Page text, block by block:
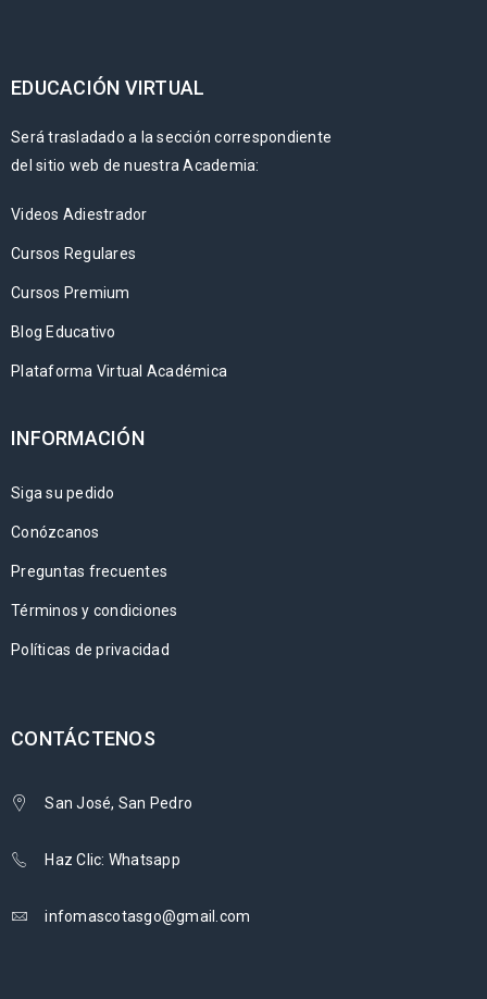
EDUCACIÓN VIRTUAL
Será trasladado a la sección correspondiente
del sitio web de nuestra Academia:
Videos Adiestrador
Cursos Regulares
Cursos Premium
Blog Educativo
Plataforma Virtual Académica
INFORMACIÓN
Siga su pedido
Conózcanos
Preguntas frecuentes
Términos y condiciones
Políticas de privacidad
CONTÁCTENOS
San José, San Pedro
Haz Clic: Whatsapp
infomascotasgo@gmail.com